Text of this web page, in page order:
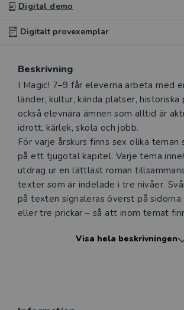
Digital demo
Digitalt provexemplar
digitalt provexemplar av den här
Ett digitalt provexemplar ger dig
läromedlet där den digitala boken ingår
månader. Observera att erbjudandet
relevanta produkter för din undervisning
och dig som är verksam i Sverige.Du
kontakta vårkundserviceom du önskar
information eller har frågor om
Den här produkten kan beställas av
Beskrivning
Beskrivning
I Magic! 7–9 får eleverna arbeta med
länder, kultur, kända platser, historiska
också elevnära ämnen som alltid är
idrott, kärlek, skola och jobb.
För varje årskurs finns sex olika teman
på ett tjugotal kapitel. Varje tema
utdrag ur en lättläst roman
texter som är indelade i tre nivåer.
på texten signaleras överst på sidorna
eller tre prickar – så att inom temat
grammatik och handfasta verktyg som
Visa hela beskrivningen